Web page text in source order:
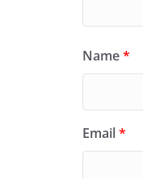
Name*
Email*